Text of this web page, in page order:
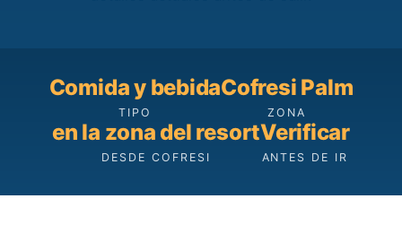
Comida y bebida
TIPO
Cofresi Palm
ZONA
en la zona del resort
DESDE COFRESI
Verificar
ANTES DE IR